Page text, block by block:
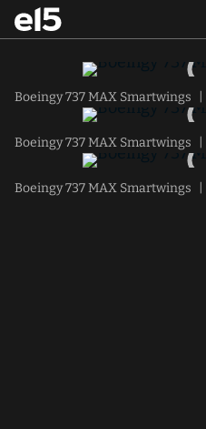
Boeingy 737 MAX Smartwings
Boeingy 737 MAX Smartwings
Boeingy 737 MAX Smartwings